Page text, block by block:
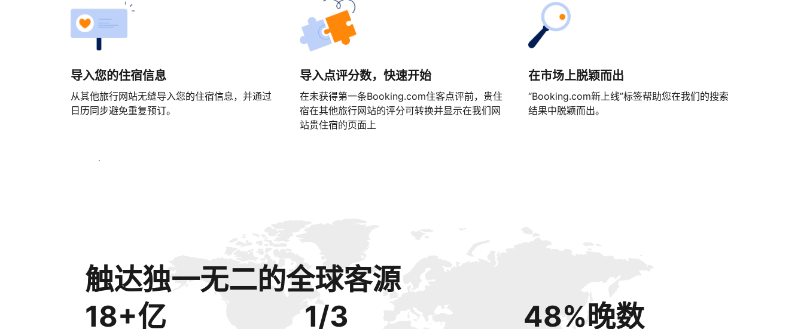
导入您的住宿信息
从其他旅行网站无缝导入您的住宿信息，并通过
日历同步避免重复预订。
导入点评分数，快速开始
在未获得第一条Booking.com住客点评前，贵住
宿在其他旅行网站的评分可转换并显示在我们网
站贵住宿的页面上
在市场上脱颖而出
“Booking.com新上线”标签帮助您在我们的搜索
结果中脱颖而出。
马上开始
触达独一无二的全球客源
18+亿
1/3 48%晚数